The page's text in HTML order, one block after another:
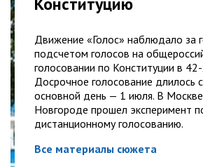
Движение «Голос» наблюдало за
подсчетом голосов на
голосовании по Конституции в
Досрочное голосование длилось
основной день — 1 июля. В
Новгороде прошел эксперимент
дистанционному голосованию.
Все материалы сюжета